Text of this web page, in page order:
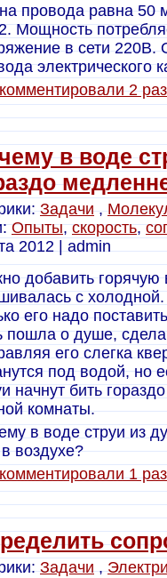
провода равна 50
Мощность
в сети 220В.
электрического
2 раз
в воде
Задачи,
Опыты,скорость,
2012 | admin
добавить горячую
с
его надо
пошла о душе,
его слегка
под водой, но
начнут бить
комнаты.
в воде струи из
воздухе?
1 раз
Задачи,